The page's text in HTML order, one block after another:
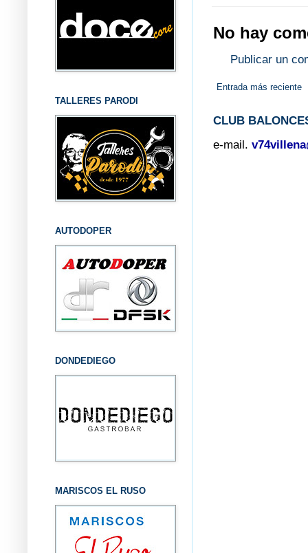
No hay
Publicar un
Entrada más reciente
CLUB
e-mail.
TALLERES PARODI
AUTODOPER
DONDEDIEGO
MARISCOS EL RUSO